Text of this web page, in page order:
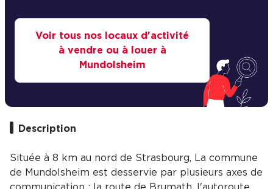
Voir tous nos locaux d'activité
à vendre ou à louer à
Mundolsheim
Description
Située à 8 km au nord de Strasbourg, La commune
de Mundolsheim est desservie par plusieurs axes de